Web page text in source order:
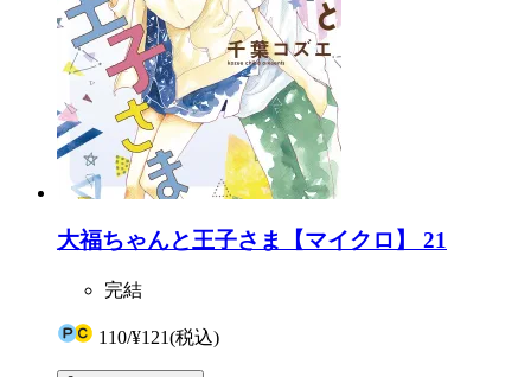
大福ちゃんと王子さま【マイクロ】 21
完結
110/¥121(税込)